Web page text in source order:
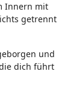
Innern mit
getrennt
und
dich führt